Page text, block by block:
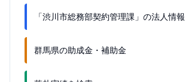
「渋川市総務部契約管理課」の法人情報
群馬県の助成金・補助金